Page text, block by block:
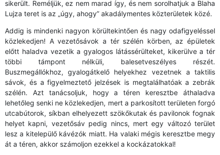
sikerült. Reméljük, ez nem marad így, és nem sorolhatjuk a Blaha
Lujza teret is az „úgy, ahogy” akadálymentes közterületek közé.
Addig is mindenki nagyon körültekintően és nagy odafigyeléssel
közlekedjen! A vezetősávok a tér szélén körben, az épületek
előtt haladva vezetik a gyalogos látássérülteket, kikerülve a tér
többi támpont nélküli, balesetveszélyes részét.
Buszmegállókhoz, gyalogátkelő helyekhez vezetnek a taktilis
sávok, és a figyelmeztető jelzések is megtalálhatóak a zebrák
szélén. Azt tanácsoljuk, hogy a téren keresztbe áthaladva
lehetőleg senki ne közlekedjen, mert a parkosított területen forgó
utcabútorok, síkban elhelyezett szökőkutak és pavilonok fognak
helyet kapni, vezetősáv pedig nincs, mert egy változó terület
lesz a kitelepülő kávézók miatt. Ha valaki mégis keresztbe megy
át a téren, akkor számoljon ezekkel a kockázatokkal!